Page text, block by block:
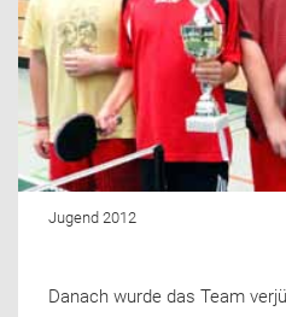
Jugend 2012
Danach wurde das Team